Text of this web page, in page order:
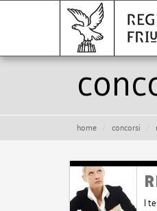
home concorsi
I